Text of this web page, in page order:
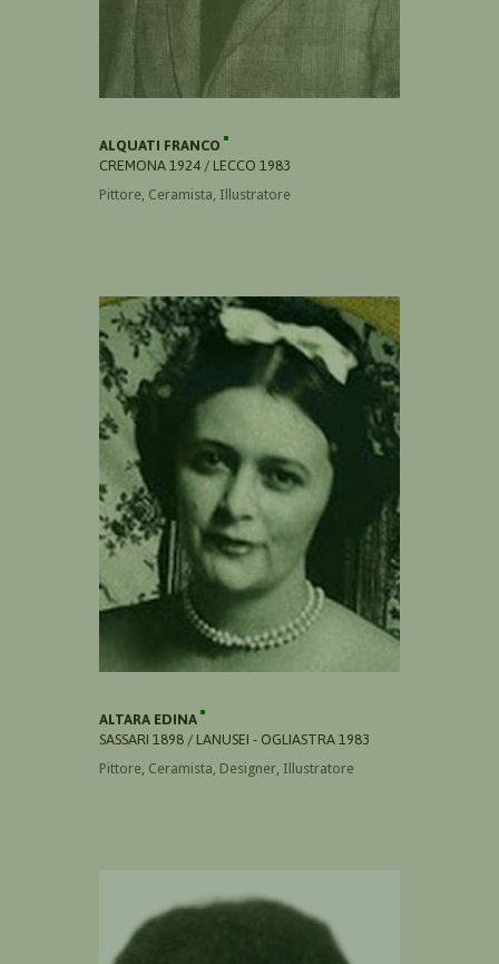
ALQUATI FRANCO
CREMONA 1924 / LECCO 1983
Pittore, Ceramista, Illustratore
ALTARA EDINA
SASSARI 1898 / LANUSEI - OGLIASTRA 1983
Pittore, Ceramista, Designer, Illustratore